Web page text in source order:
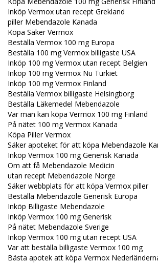
Inköp Vermox utan recept Grekland
piller Mebendazole Kanada
Köpa Säker Vermox
Beställa Vermox 100 mg Europa
Beställa 100 mg Vermox billigaste USA
Inköp 100 mg Vermox utan recept Belgien
Inköp 100 mg Vermox Nu Turkiet
Inköp 100 mg Vermox Finland
Beställa Vermox billigaste Helsingborg
Beställa Läkemedel Mebendazole
Var man kan köpa Vermox 100 mg Finland
På nätet 100 mg Vermox Kanada
Köpa Piller Vermox
Säker apoteket för att köpa Mebendazole
Inköp Vermox 100 mg Generisk Kanada
Om att få Mebendazole Medicin
utan recept Mebendazole Norge
Säker webbplats för att köpa Vermox piller
Beställa Mebendazole Generisk Europa
Inköp Billigaste Mebendazole
Inköp Vermox 100 mg Generisk
På nätet Mebendazole Sverige
Inköp Vermox 100 mg utan recept USA
Var att beställa billigaste Vermox 100 mg
Bästa apotek att köpa Vermox